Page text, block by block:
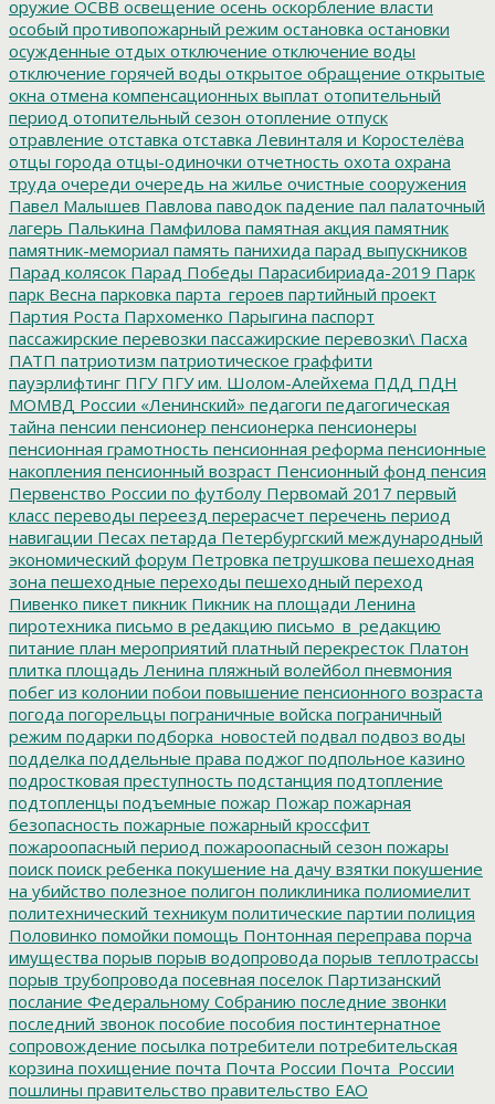
оружие ОСВВ освещение осень оскорбление власти
особый противопожарный режим остановка остановки
осужденные отдых отключение отключение воды
отключение горячей воды открытое обращение открытые
окна отмена компенсационных выплат отопительный
период отопительный сезон отопление отпуск
отравление отставка отставка Левинталя и Коростелёва
отцы города отцы-одиночки отчетность охота охрана
труда очереди очередь на жилье очистные сооружения
Павел Малышев Павлова паводок падение пал палаточный
лагерь Палькина Памфилова памятная акция памятник
памятник-мемориал память панихида парад выпускников
Парад колясок Парад Победы Парасибириада-2019 Парк
парк Весна парковка парта_героев партийный проект
Партия Роста Пархоменко Парыгина паспорт
пассажирские перевозки пассажирские перевозки\ Пасха
ПАТП патриотизм патриотическое граффити
пауэрлифтинг ПГУПГУ им. Шолом-Алейхема ПДД ПДН
МОМВД России «Ленинский» педагоги педагогическая
тайна пенсии пенсионер пенсионерка пенсионеры
пенсионная грамотность пенсионная реформа пенсионные
накопления пенсионный возраст Пенсионный фонд пенсия
Первенство России по футболу Первомай 2017 первый
класс переводы переезд перерасчет перечень период
навигации Песах петарда Петербургский международный
экономический форум Петровка петрушкова пешеходная
зона пешеходные переходы пешеходный переход
Пивенко пикет пикник Пикник на площади Ленина
пиротехника письмо в редакцию письмо_в_редакцию
питание план мероприятий платный перекресток Платон
плитка площадь Ленина пляжный волейбол пневмония
побег из колонии побои повышение пенсионного возраста
погода погорельцы пограничные войска пограничный
режим подарки подборка_новостей подвал подвоз воды
подделка поддельные права поджог подпольное казино
подростковая преступность подстанция подтопление
подтопленцы подъемные пожар Пожар пожарная
безопасность пожарные пожарный кроссфит
пожароопасный период пожароопасный сезон пожары
поиск поиск ребенка покушение на дачу взятки покушение
на убийство полезное полигон поликлиника полиомиелит
политехнический техникум политические партии полиция
Половинко помойки помощь Понтонная переправа порча
имущества порыв порыв водопровода порыв теплотрассы
порыв трубопровода посевная поселок Партизанский
послание Федеральному Собранию последние звонки
последний звонок пособие пособия постинтернатное
сопровождение посылка потребители потребительская
корзина похищение почта Почта России Почта_России
пошлины правительство правительство ЕАО